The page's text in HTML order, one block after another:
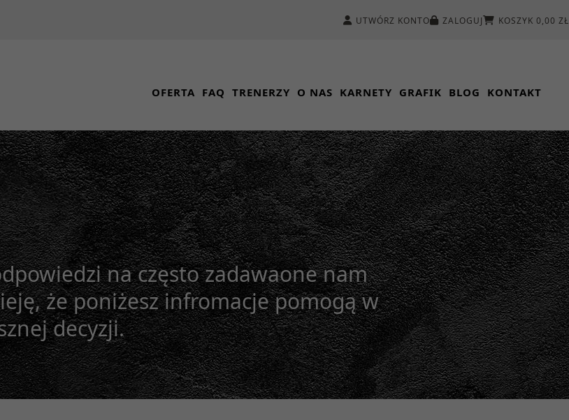
UTWÓRZ KONTO ZALOGUJ KOSZYK 0,00 ZŁ
OFERTA FAQ TRENERZY O NAS KARNETY GRAFIK BLOG KONTAKT
na często zadawaone nam
że poniżesz infromacje pomogą w
decyzji.